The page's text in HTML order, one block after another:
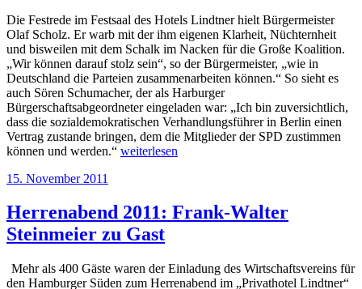
Die Festrede im Festsaal des Hotels Lindtner hielt Bürgermeister
Olaf Scholz. Er warb mit der ihm eigenen Klarheit, Nüchternheit
und bisweilen mit dem Schalk im Nacken für die Große Koalition.
„Wir können darauf stolz sein“, so der Bürgermeister, „wie in
Deutschland die Parteien zusammenarbeiten können.“ So sieht es
auch Sören Schumacher, der als Harburger
Bürgerschaftsabgeordneter eingeladen war: „Ich bin zuversichtlich,
dass die sozialdemokratischen Verhandlungsführer in Berlin einen
Vertrag zustande bringen, dem die Mitglieder der SPD zustimmen
können und werden.“ „Herrenabend
weiterlesen
Veröffentlicht
15. November 2011
Herrenabend 2011: Frank-Walter
Steinmeier zu Gast
Mehr als 400 Gäste waren der Einladung des Wirtschaftsvereins für
den Hamburger Süden zum Herrenabend im „Privathotel Lindtner“